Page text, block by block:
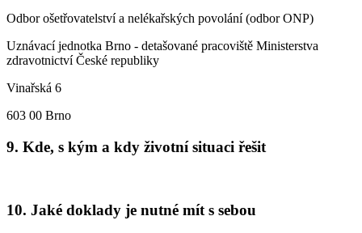
Odbor ošetřovatelství a nelékařských povolání (odbor ONP)
Uznávací jednotka Brno - detašované pracoviště Ministerstva
zdravotnictví České republiky
Vinařská 6
603 00 Brno
9. Kde, s kým a kdy životní situaci řešit
10. Jaké doklady je nutné mít s sebou